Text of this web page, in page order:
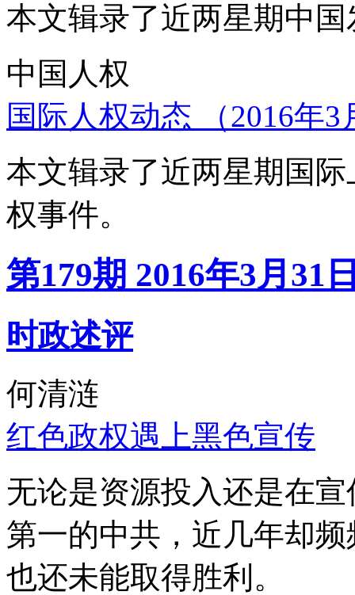
本文辑录了近两星期中
中国人权
国际人权动态 （2016年
本文辑录了近两星期国
权事件。
第179期 2016年3月31
时政述评
何清涟
红色政权遇上黑色宣传
无论是资源投入还是在
第一的中共，近几年却
也还未能取得胜利。